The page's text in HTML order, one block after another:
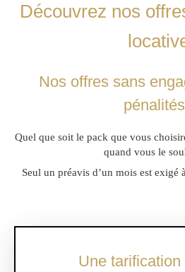
Découvrez nos
Nos offres sans
Quel que soit le pack que vous
quand vous le
Seul un préavis d’un mois est exigé
Une tarification